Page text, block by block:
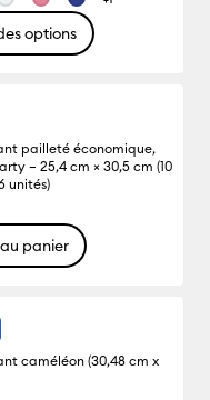
options
pailleté économique,
– 25,4 cm × 30,5 cm (10
unités)
panier
caméléon (30,48 cm x